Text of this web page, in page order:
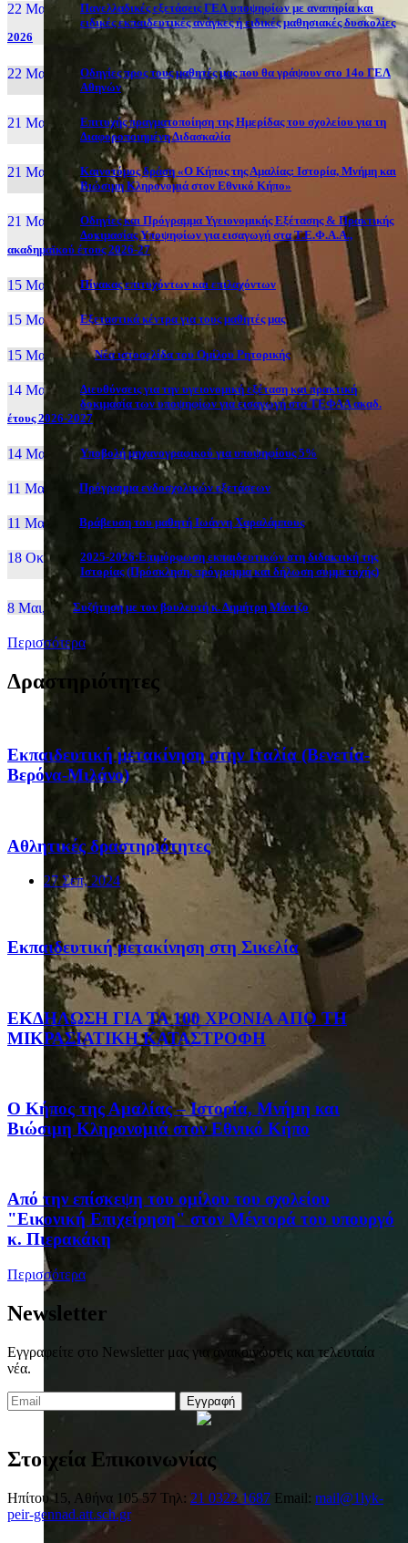
22 Μαι, 26
Πανελλαδικές εξετάσεις ΓΕΛ υποψηφίων με αναπηρία και
ειδικές εκπαιδευτικές ανάγκες ή ειδικές μαθησιακές δυσκολίες
2026
22 Μαι, 26
Οδηγίες προς τους μαθητές μας που θα γράψουν στο 14ο ΓΕΛ
Αθηνών
21 Μαι, 26
Επιτυχής πραγματοποίηση της Ημερίδας του σχολείου για τη
Διαφοροποιημένη Διδασκαλία
21 Μαι, 26
Καινοτόμος δράση «Ο Κήπος της Αμαλίας: Ιστορία, Μνήμη και
Βιώσιμη Κληρονομιά στον Εθνικό Κήπο»
21 Μαι, 26
Οδηγίες και Πρόγραμμα Υγειονομικής Εξέτασης & Πρακτικής
Δοκιμασίας Υποψηφίων για εισαγωγή στα Τ.Ε.Φ.Α.Α.,
ακαδημαϊκού έτους 2026-27
15 Μαι, 26 Πίνακας επιτυχόντων και επιλαχόντων
15 Μαι, 26 Εξεταστικά κέντρα για τους μαθητές μας
15 Μαι, 2026 Νέα ιστοσελίδα του Ομίλου Ρητορικής
14 Μαι, 26
Διευθύνσεις για την υγειονομική εξέταση και πρακτική
δοκιμασία των υποψηφίων για εισαγωγή στα ΤΕΦΑΑ ακαδ.
έτους 2026-2027
14 Μαι, 26 Yποβολή μηχανογραφικού για υποψηφίους 5%
11 Μαι, 26 Πρόγραμμα ενδοσχολικών εξετάσεων
11 Μαι, 26 Βράβευση του μαθητή Ιωάννη Χαραλάμπους
18 Οκτ, 25
2025-2026:Επιμόρφωση εκπαιδευτικών στη διδακτική της
Ιστορίας (Πρόσκληση, πρόγραμμα και δήλωση συμμετοχής)
8 Μαι, 26 Συζήτηση με τον βουλευτή κ. Δημήτρη Μάντζο
Περισσότερα
Δραστηριότητες
Eκπαιδευτική μετακίνηση στην Ιταλία (Βενετία-
Βερόνα-Μιλάνο)
Αθλητικές δραστηριότητες
27 Σεπ, 2024
Eκπαιδευτική μετακίνηση στη Σικελία
ΕΚΔΗΛΩΣΗ ΓΙΑ ΤΑ 100 ΧΡΟΝΙΑ ΑΠΟ ΤΗ
ΜΙΚΡΑΣΙΑΤΙΚΗ ΚΑΤΑΣΤΡΟΦΗ
Ο Κήπος της Αμαλίας – Ιστορία, Μνήμη και
Βιώσιμη Κληρονομιά στον Εθνικό Κήπο
Από την επίσκεψη του ομίλου του σχολείου
"Εικονική Επιχείρηση" στον Μέντορά του υπουργό
κ. Πιερακάκη
Περισσότερα
Newsletter
Εγγραφείτε στο Newsletter μας για ανακοινώσεις και τελευταία
νέα.
Εγγραφή
Στοιχεία Επικοινωνίας
Ηπίτου 15, Αθήνα 105 57 Τηλ: 21 0322 1687 Email: mail@1lyk-
peir-gennad.att.sch.gr